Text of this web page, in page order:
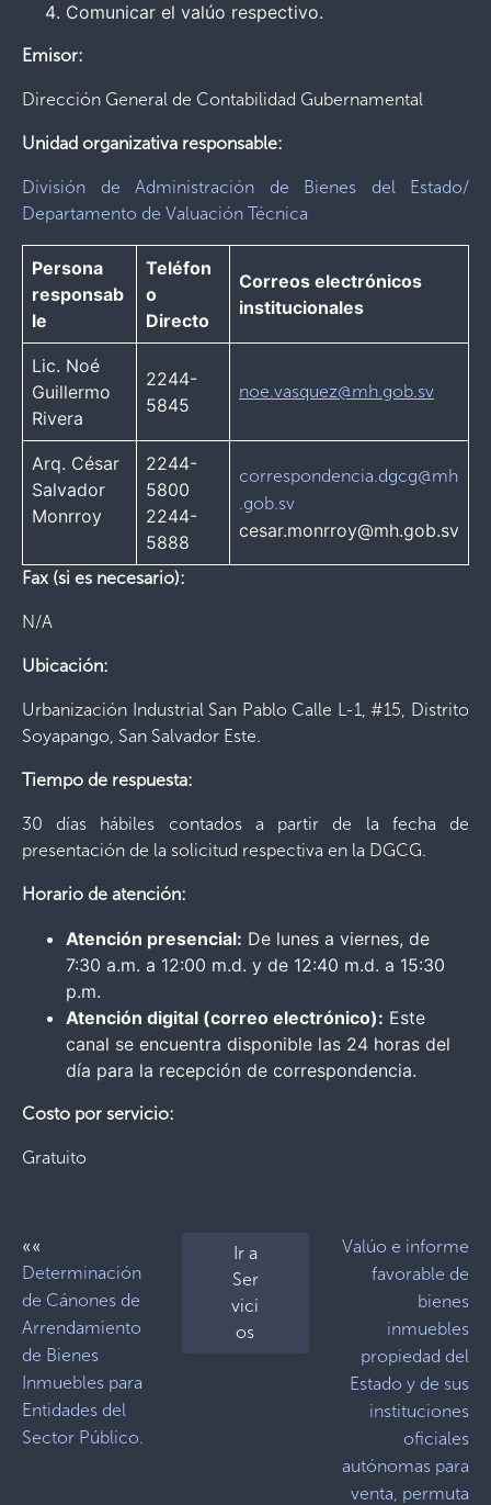
Comunicar el valúo respectivo.
Emisor:
Dirección General de Contabilidad Gubernamental
Unidad organizativa responsable:
División de Administración de Bienes del Estado/
Departamento de Valuación Técnica
Persona
responsab
le
Teléfon
o
Directo
Correos electrónicos
institucionales
Lic. Noé
Guillermo
Rivera
2244-
5845
noe.vasquez@mh.gob.sv
Arq. César
Salvador
Monrroy
2244-
5800
2244-
5888
correspondencia.dgcg@mh
.gob.sv
cesar.monrroy@mh.gob.sv
Fax (si es necesario):
N/A
Ubicación:
Urbanización Industrial San Pablo Calle L-1, #15, Distrito
Soyapango, San Salvador Este.
Tiempo de respuesta:
30 días hábiles contados a partir de la fecha de
presentación de la solicitud respectiva en la DGCG.
Horario de atención:
Atención presencial: De lunes a viernes, de
7:30 a.m. a 12:00 m.d. y de 12:40 m.d. a 15:30
p.m.
Atención digital (correo electrónico): Este
canal se encuentra disponible las 24 horas del
día para la recepción de correspondencia.
Costo por servicio:
Gratuito
««
Determinación
de Cánones de
Arrendamiento
de Bienes
Inmuebles para
Entidades del
Sector Público.
Ir a
Ser
vici
os
Valúo e informe
favorable de
bienes
inmuebles
propiedad del
Estado y de sus
instituciones
oficiales
autónomas para
venta, permuta